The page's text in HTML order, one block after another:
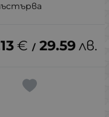
€ / 29.59лв.